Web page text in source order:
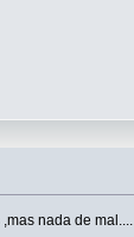
nada de mal....